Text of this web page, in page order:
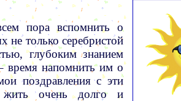
пора вспомнить о
не только серебристой
глубоким знанием
время напомнить им о
поздравления с эти
жить очень долго и